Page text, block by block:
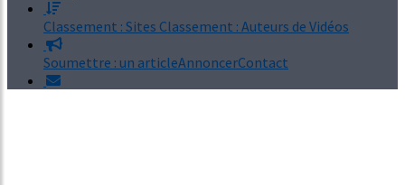
Classement : Sites Classement : Auteurs de Vidéos
Soumettre : un articleAnnoncerContact